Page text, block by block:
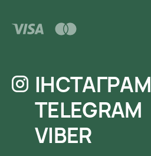
ІНСТАГРАМ
TELEGRAM
VIBER